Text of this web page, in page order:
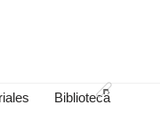
Biblioteca